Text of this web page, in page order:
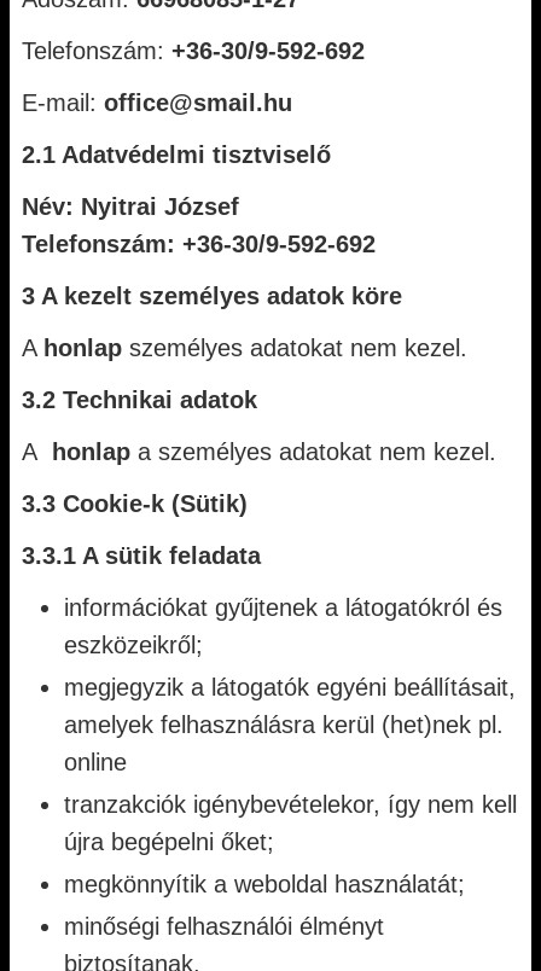
Telefonszám: +36-30/9-592-692
E-mail: office@smail.hu
2.1 Adatvédelmi tisztviselő
Név: Nyitrai József
Telefonszám: +36-30/9-592-692
3 A kezelt személyes adatok köre
A honlap személyes adatokat nem kezel.
3.2 Technikai adatok
A
honlap a személyes adatokat nem kezel.
3.3 Cookie-k (Sütik)
3.3.1 A sütik feladata
információkat gyűjtenek a látogatókról és
eszközeikről;
megjegyzik a látogatók egyéni beállításait,
amelyek felhasználásra kerül (het)nek pl.
online
tranzakciók igénybevételekor, így nem kell
újra begépelni őket;
megkönnyítik a weboldal használatát;
minőségi felhasználói élményt
biztosítanak.